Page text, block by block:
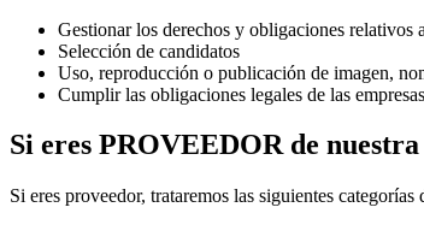
Gestionar los derechos y obligaciones relativos
Selección de candidatos
Uso, reproducción o publicación de imagen,
Cumplir las obligaciones legales de las
Si eres PROVEEDOR de
Si eres proveedor, trataremos las siguientes categorías